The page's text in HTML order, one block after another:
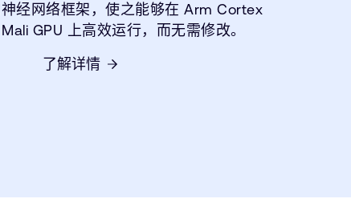
经网络框架，使之能够在 Arm Cortex
GPU 上高效运行，而无需修改。
了解详情